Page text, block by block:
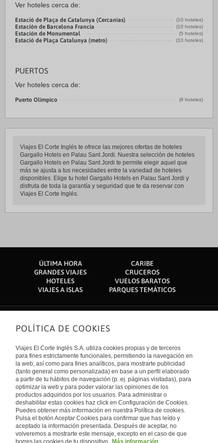
Ver hoteles cerca de:
Estació de Plaça de Catalunya (Cercanias) (10 hoteles)
Estación de Barcelona Francia (10 hoteles)
Estación de Monumental (5 hoteles)
Estació de Plaça Catalunya (metro) (10 hoteles)
PUERTOS
Ver hoteles cerca de:
Puerto Olímpico (9 hoteles)
Viajes El Corte Inglés te ofrece las mejores ofertas de hoteles
Gargallo Hotels en Palau Sant Jordi. Nuestra selección de hoteles
Gargallo Hotels en Palau Sant Jordi te permite elegir aquel que
más se ajusta a tus necesidades entre la variedad de hoteles
disponibles. Elige tu hotel Gargallo Hotels en Palau Sant Jordi y
disfruta de toda la garantía y seguridad que te da reservar con
Viajes El Corte Inglés.
ÚLTIMA HORA
CARIBE
GRANDES VIAJES
CRUCEROS
HOTELES
VUELOS BARATOS
VIAJES A ISLAS
PARQUES TEMÁTICOS
Sobre nosotros
Quiénes somos
Financiación
Sostenibilidad
Turismo accesible
Tarjeta El Corte Inglés
Trabaja con nosotros
El Corte Inglés
Canal Ético
Enlaces de interés
Guías de viaje
Catálogos
Auto check-in
Condiciones Generales
Política de privacidad
Política de cookies
Accesibilidad
Empresas/ Grupos
Internacional
España
Visita nuestro blog
POLÍTICA DE COOKIES
Viajes El Corte Inglés S.A. utiliza cookies propias y de terceros
para fines estrictamente funcionales, permitiendo la navegación en
la web, así como para fines analíticos, para mostrarte publicidad
(tanto general como personalizada) en base a un perfil elaborado
a partir de tu hábitos de navegación (p. ej. páginas visitadas), para
optimizar la web y para poder valorar las opiniones de los
productos adquiridos por los usuarios. Para administrar o
deshabilitar estas cookies haz click en Configuración de Cookies.
Puedes obtener más información en nuestra Política de cookies.
Pulsa el botón Aceptar Cookies para confirmar que has leído y
aceptado la información presentada. Después de aceptar, no
volveremos a mostrarte este mensaje, excepto en el caso de que
borres las cookies de tu dispositivo.
Más información